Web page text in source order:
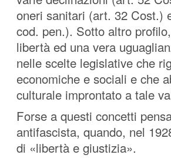
oneri sanitari (art. 32 Cost.)
cod. pen.). Sotto altro
libertà ed una vera
nelle scelte legislative che
economiche e sociali e che
culturale improntato a tale
Forse a questi concetti
antifascista, quando, nel
di «libertà e giustizia».